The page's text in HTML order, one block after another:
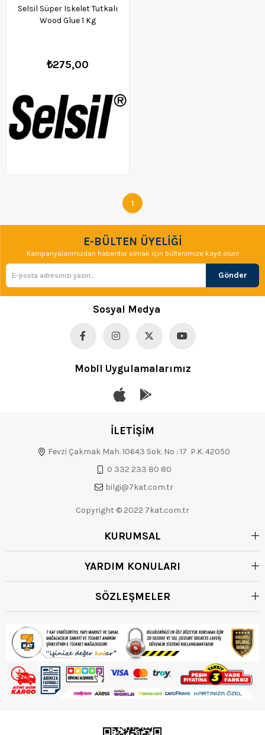
Selsil Süper Iskelet Tutkalı
Wood Glue 1 Kg
₺275,00
1
E-BÜLTEN ÜYELİĞİ
Kampanyalarımızdan haberdar olmak için bültenimize kayıt olun!
Gönder
Sosyal Medya
Mobil Uygulamalarımız
İLETİŞİM
Fevzi Çakmak Mah. 10643 Sok. No : 17 P.K. 42050
0 332 233 80 80
bilgi@7kat.com.tr
Copyright © 2022 7kat.com.tr
KURUMSAL
YARDIM KONULARI
SÖZLEŞMELER